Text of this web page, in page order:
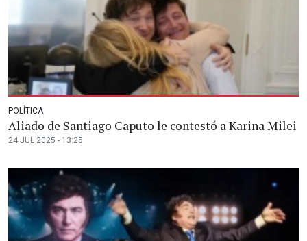
POLÍTICA
Aliado de Santiago Caputo le contestó a Karina Milei
24 JUL 2025 - 13:25